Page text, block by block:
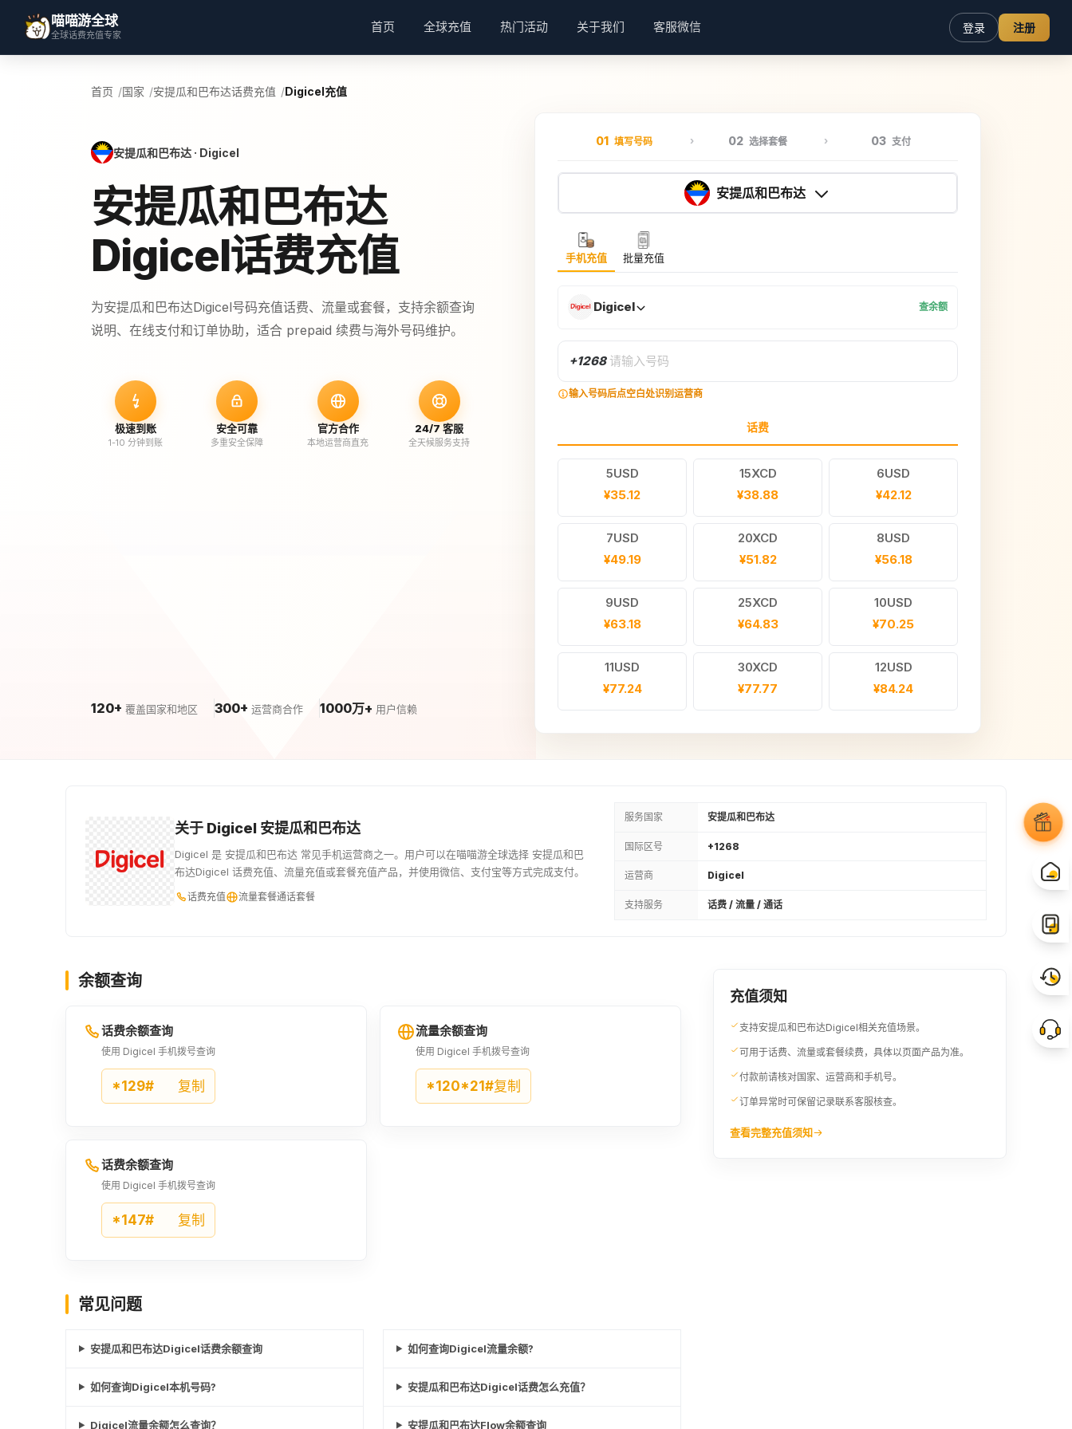
喵喵游全球
全球话费充值专家
首页 全球充值 热门活动 关于我们 客服微信 登录 注册
首页 国家 安提瓜和巴布达话费充值 Digicel充值
安提瓜和巴布达 · Digicel
安提瓜和巴布达
Digicel话费充值
为安提瓜和巴布达Digicel号码充值话费、流量或套餐，支持余额查询
说明、在线支付和订单协助，适合 prepaid 续费与海外号码维护。
极速到账
1-10 分钟到账
安全可靠
多重安全保障
官方合作
本地运营商直充
24/7 客服
全天候服务支持
120+ 覆盖国家和地区 300+ 运营商合作 1000万+ 用户信赖
01 填写号码 02 选择套餐 03 支付
安提瓜和巴布达
手机充值 批量充值
Digicel 查余额
+1268 请输入号码
输入号码后点空白处识别运营商
话费
5USD
¥35.12
15XCD
¥38.88
6USD
¥42.12
7USD
¥49.19
20XCD
¥51.82
8USD
¥56.18
9USD
¥63.18
25XCD
¥64.83
10USD
¥70.25
11USD
¥77.24
30XCD
¥77.77
12USD
¥84.24
13USD
14USD
40XCD
¥105.29
¥112.36
¥126.35
¥129.59
23USD
70XCD
¥181.33
26USD
¥182.53
¥196.6
关于 Digicel 安提瓜和巴布达
Digicel 是 安提瓜和巴布达 常见手机运营商之一。用户可以在喵喵游全球选择 安提瓜和巴
布达Digicel 话费充值、流量充值或套餐充值产品，并使用微信、支付宝等方式完成支付。
话费充值 流量套餐通话套餐
服务国家 安提瓜和巴布达
国际区号 +1268
运营商 Digicel
支持服务 话费 / 流量 / 通话
余额查询
话费余额查询
使用 Digicel 手机拨号查询
*129# 复制
流量余额查询
使用 Digicel 手机拨号查询
*120*21#复制
话费余额查询
使用 Digicel 手机拨号查询
*147# 复制
常见问题
安提瓜和巴布达Digicel话费余额查询 如何查询Digicel流量余额?
如何查询Digicel本机号码? 安提瓜和巴布达Digicel话费怎么充值？
Digicel流量余额怎么查询？ 安提瓜和巴布达Flow余额查询
充值须知
支持安提瓜和巴布达Digicel相关充值场景。
可用于话费、流量或套餐续费，具体以页面产品为准。
付款前请核对国家、运营商和手机号。
订单异常时可保留记录联系客服核查。
查看完整充值须知